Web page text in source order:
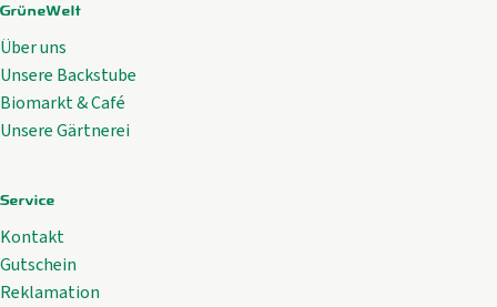
GrüneWelt
Über uns
Unsere Backstube
Biomarkt & Café
Unsere Gärtnerei
Service
Kontakt
Gutschein
Reklamation